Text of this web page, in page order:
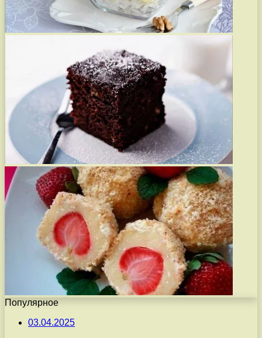
Популярное
03.04.2025